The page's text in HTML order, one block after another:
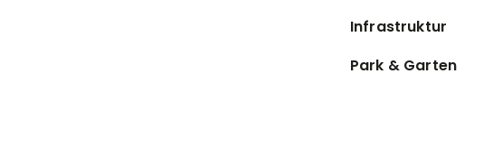
Infrastruktur
Park & Garten